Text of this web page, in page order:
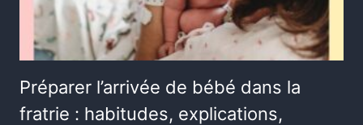
Préparer l’arrivée de bébé dans la
fratrie : habitudes, explications,